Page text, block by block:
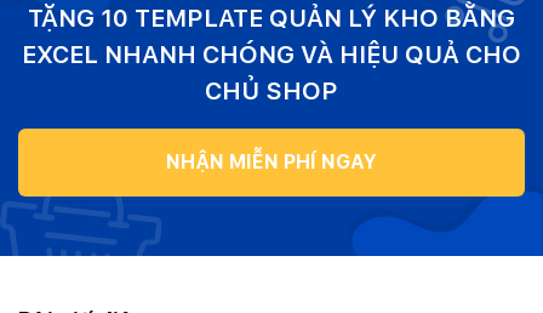
TẶNG 10 TEMPLATE QUẢN LÝ KHO BẰNG
EXCEL NHANH CHÓNG VÀ HIỆU QUẢ CHO
CHỦ SHOP
NHẬN MIỄN PHÍ NGAY